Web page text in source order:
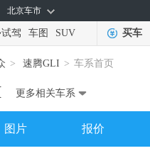
北京车市
试驾 车图 SUV 买车
> 速腾GLI > 车系首页
更多相关车系
图片 报价